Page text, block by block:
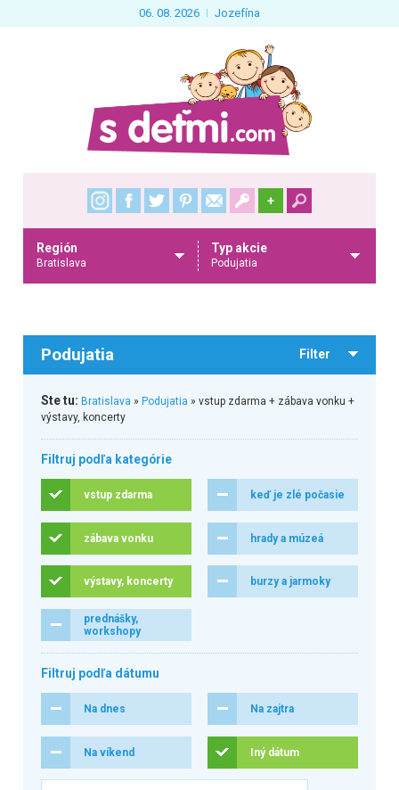
06. 08. 2026 Jozefína
+
Región
Bratislava
Typ akcie
Podujatia
Podujatia Filter
Ste tu: Bratislava » Podujatia » vstup zdarma + zábava vonku +
výstavy, koncerty
Filtruj podľa kategórie
vstup zdarma keď je zlé počasie
zábava vonku hrady a múzeá
výstavy, koncerty burzy a jarmoky
prednášky,
workshopy
Filtruj podľa dátumu
Na dnes Na zajtra
Na víkend Iný dátum